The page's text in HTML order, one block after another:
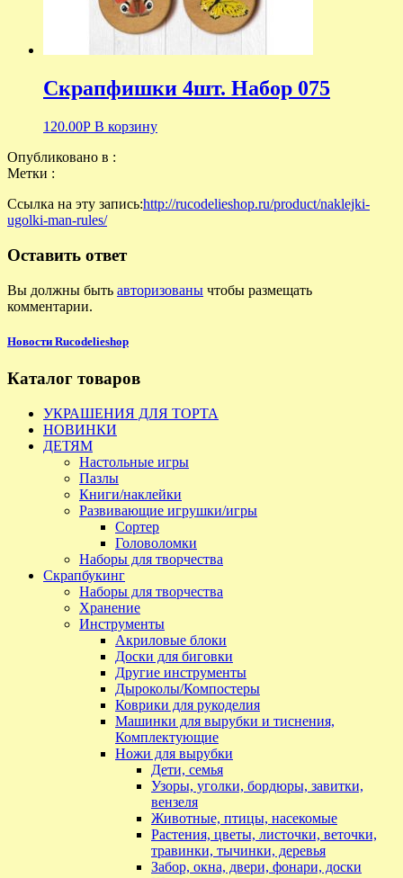
Скрапфишки 4шт. Набор 075
120.00Р В корзину
Опубликовано в :
Метки :
Ссылка на эту запись:http://rucodelieshop.ru/product/naklejki-
ugolki-man-rules/
Оставить ответ
Вы должны быть авторизованы чтобы размещать
комментарии.
Новости Rucodelieshop
Каталог товаров
УКРАШЕНИЯ ДЛЯ ТОРТА
НОВИНКИ
ДЕТЯМ
Настольные игры
Пазлы
Книги/наклейки
Развивающие игрушки/игры
Сортер
Головоломки
Наборы для творчества
Скрапбукинг
Наборы для творчества
Хранение
Инструменты
Акриловые блоки
Доски для биговки
Другие инструменты
Дыроколы/Компостеры
Коврики для рукоделия
Машинки для вырубки и тиснения,
Комплектующие
Ножи для вырубки
Дети, семья
Узоры, уголки, бордюры, завитки,
вензеля
Животные, птицы, насекомые
Растения, цветы, листочки, веточки,
травинки, тычинки, деревья
Забор, окна, двери, фонари, доски